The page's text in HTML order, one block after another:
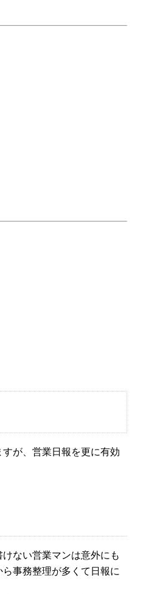
が、営業日報を更に有効
ない営業マンは意外にも
事務整理が多くて日報に